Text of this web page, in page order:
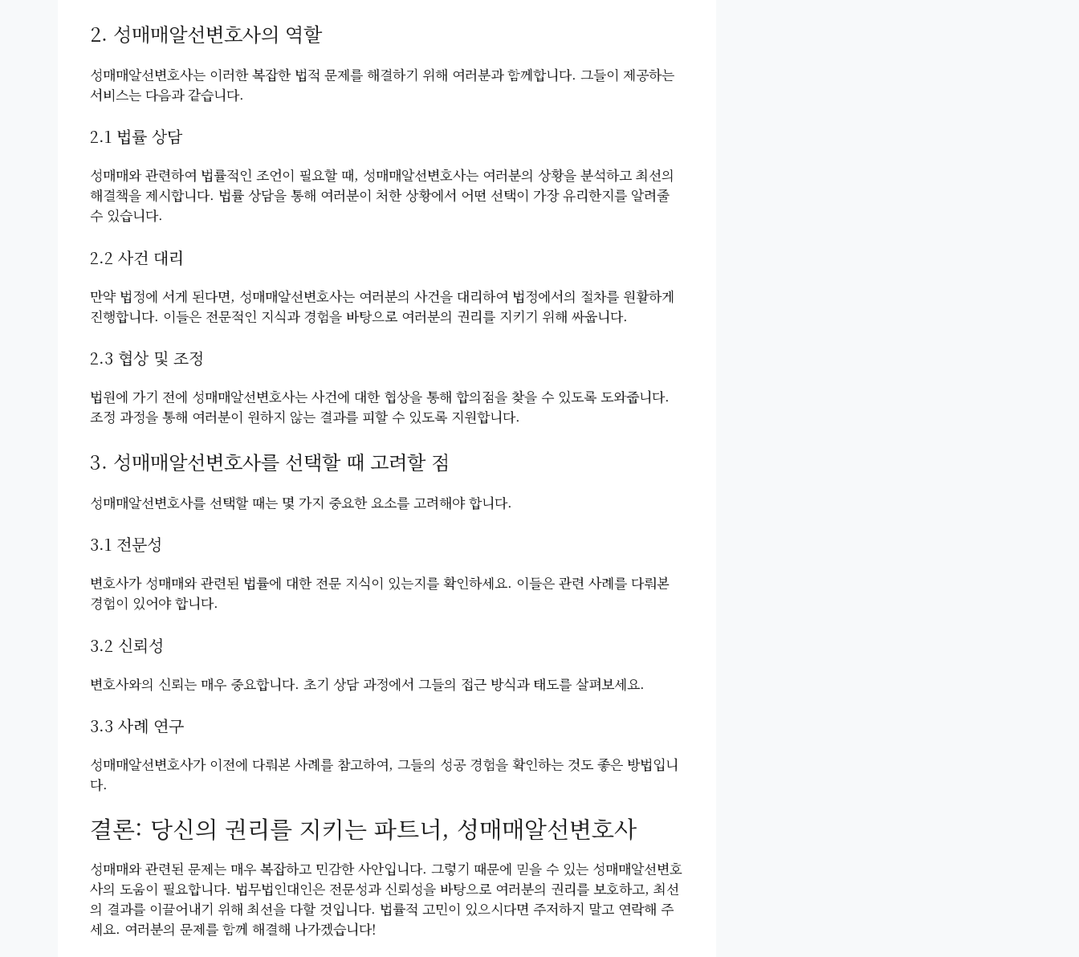
2. 성매매알선변호사의 역할
성매매알선변호사는 이러한 복잡한 법적 문제를 해결하기 위해 여러분과 함께합니다. 그들이 제공하는
서비스는 다음과 같습니다.
2.1 법률 상담
성매매와 관련하여 법률적인 조언이 필요할 때, 성매매알선변호사는 여러분의 상황을 분석하고 최선의
해결책을 제시합니다. 법률 상담을 통해 여러분이 처한 상황에서 어떤 선택이 가장 유리한지를 알려줄
수 있습니다.
2.2 사건 대리
만약 법정에 서게 된다면, 성매매알선변호사는 여러분의 사건을 대리하여 법정에서의 절차를 원활하게
진행합니다. 이들은 전문적인 지식과 경험을 바탕으로 여러분의 권리를 지키기 위해 싸웁니다.
2.3 협상 및 조정
법원에 가기 전에 성매매알선변호사는 사건에 대한 협상을 통해 합의점을 찾을 수 있도록 도와줍니다.
조정 과정을 통해 여러분이 원하지 않는 결과를 피할 수 있도록 지원합니다.
3. 성매매알선변호사를 선택할 때 고려할 점
성매매알선변호사를 선택할 때는 몇 가지 중요한 요소를 고려해야 합니다.
3.1 전문성
변호사가 성매매와 관련된 법률에 대한 전문 지식이 있는지를 확인하세요. 이들은 관련 사례를 다뤄본
경험이 있어야 합니다.
3.2 신뢰성
변호사와의 신뢰는 매우 중요합니다. 초기 상담 과정에서 그들의 접근 방식과 태도를 살펴보세요.
3.3 사례 연구
성매매알선변호사가 이전에 다뤄본 사례를 참고하여, 그들의 성공 경험을 확인하는 것도 좋은 방법입니
다.
결론: 당신의 권리를 지키는 파트너, 성매매알선변호사
성매매와 관련된 문제는 매우 복잡하고 민감한 사안입니다. 그렇기 때문에 믿을 수 있는 성매매알선변호
사의 도움이 필요합니다. 법무법인대인은 전문성과 신뢰성을 바탕으로 여러분의 권리를 보호하고, 최선
의 결과를 이끌어내기 위해 최선을 다할 것입니다. 법률적 고민이 있으시다면 주저하지 말고 연락해 주
세요. 여러분의 문제를 함께 해결해 나가겠습니다!